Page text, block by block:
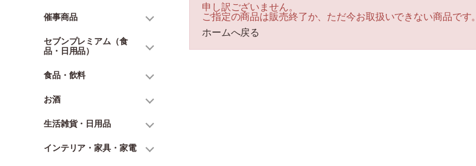
催事商品
セブンプレミアム（食
品・日用品）
食品・飲料
お酒
生活雑貨・日用品
インテリア・家具・家電
申し訳ございません。
ご指定の商品は販売終了か、ただ今お取扱いできない商品です。
ホームへ戻る